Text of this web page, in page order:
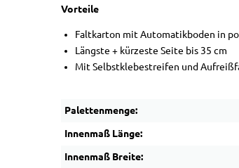
Vorteile
Faltkarton mit Automatikboden in
Längste + kürzeste Seite bis 35 cm
Mit Selbstklebestreifen und
Palettenmenge:
Innenmaß Länge:
Innenmaß Breite: